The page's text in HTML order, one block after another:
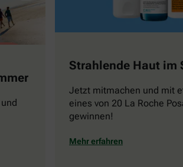
Strahlende Haut im
Jetzt mitmachen und mit
eines von 20 La Roche
gewinnen!
Mehr erfahren